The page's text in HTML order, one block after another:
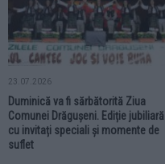
23.07.2026
Duminică va fi sărbătorită Ziua
Comunei Drăgușeni. Ediție jubiliară
cu invitați speciali și momente de
suflet